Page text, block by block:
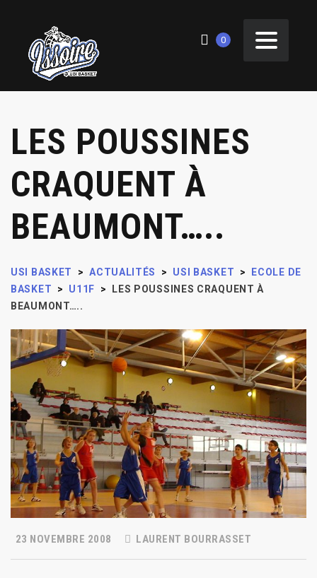
0
LES POUSSINES
CRAQUENT À
BEAUMONT…..
USI BASKET > ACTUALITÉS > USI BASKET >
ECOLE DE
BASKET
> U11F >
LES POUSSINES CRAQUENT À
BEAUMONT…..
23 NOVEMBRE 2008 LAURENT BOURRASSET